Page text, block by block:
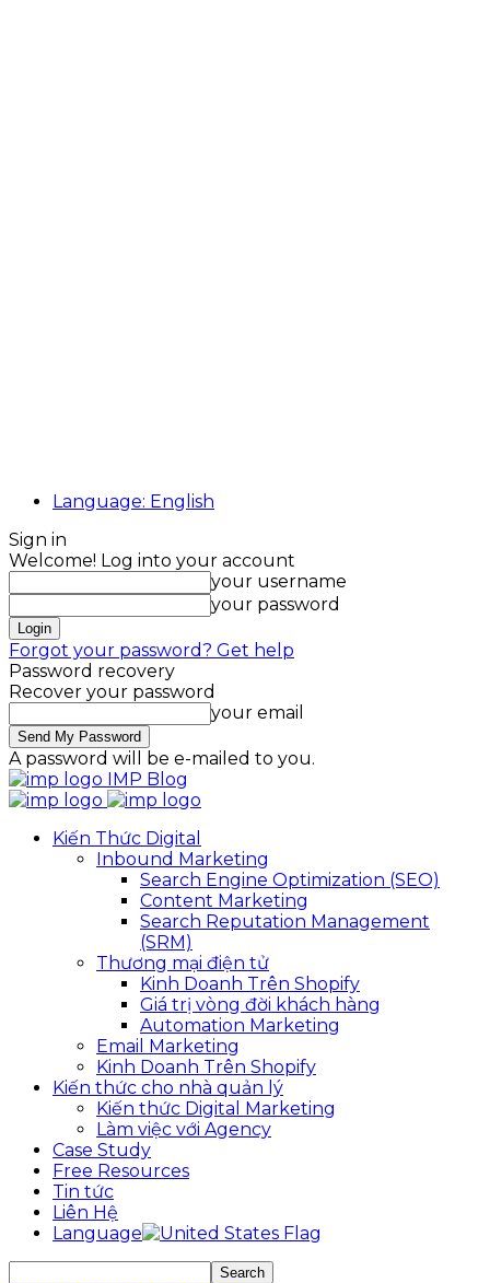
Language: English
Sign in
Welcome! Log into your account
your username
your password
Forgot your password? Get help
Password recovery
Recover your password
your email
A password will be e-mailed to you.
IMP Blog
Kiến Thức Digital
Inbound Marketing
Search Engine Optimization (SEO)
Content Marketing
Search Reputation Management
(SRM)
Thương mại điện tử
Kinh Doanh Trên Shopify
Giá trị vòng đời khách hàng
Automation Marketing
Email Marketing
Kinh Doanh Trên Shopify
Kiến thức cho nhà quản lý
Kiến thức Digital Marketing
Làm việc với Agency
Case Study
Free Resources
Tin tức
Liên Hệ
Language